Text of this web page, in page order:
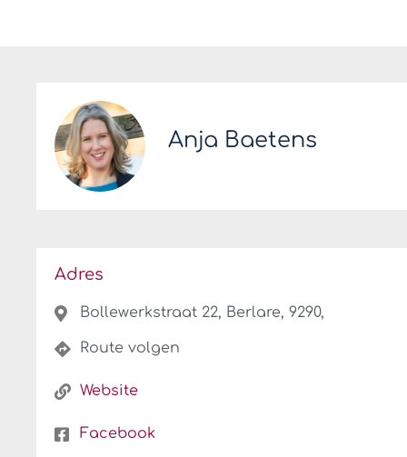
Anja Baetens
Adres
Bollewerkstraat 22, Berlare, 9290,
Route volgen
Website
Facebook